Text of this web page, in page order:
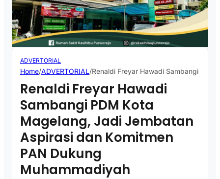
ADVERTORIAL
Home/ADVERTORIAL/Renaldi Freyar Hawadi Sambangi
Renaldi Freyar Hawadi
Sambangi PDM Kota
Magelang, Jadi Jembatan
Aspirasi dan Komitmen
PAN Dukung
Muhammadiyah